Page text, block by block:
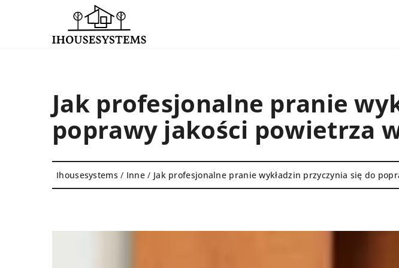
Jak profesjonalne pranie
poprawy jakości powietrza
Ihousesystems / Inne / Jak profesjonalne pranie wykładzin przyczynia się do